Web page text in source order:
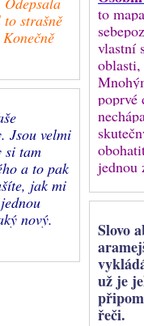
strašně
Jsou velmi
si tam
a to pak
jak mi
nový.
to
vlastní
poprvé
jednou
Slovo
už je
řeči.